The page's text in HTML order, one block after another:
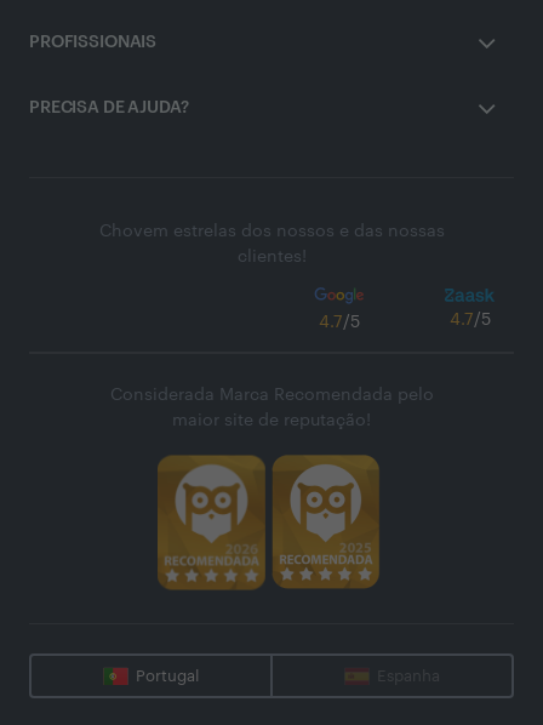
PROFISSIONAIS
PRECISA DE AJUDA?
Chovem estrelas dos nossos e das nossas
clientes!
4.7/5 4.7/5
Considerada Marca Recomendada pelo
maior site de reputação!
Portugal Espanha